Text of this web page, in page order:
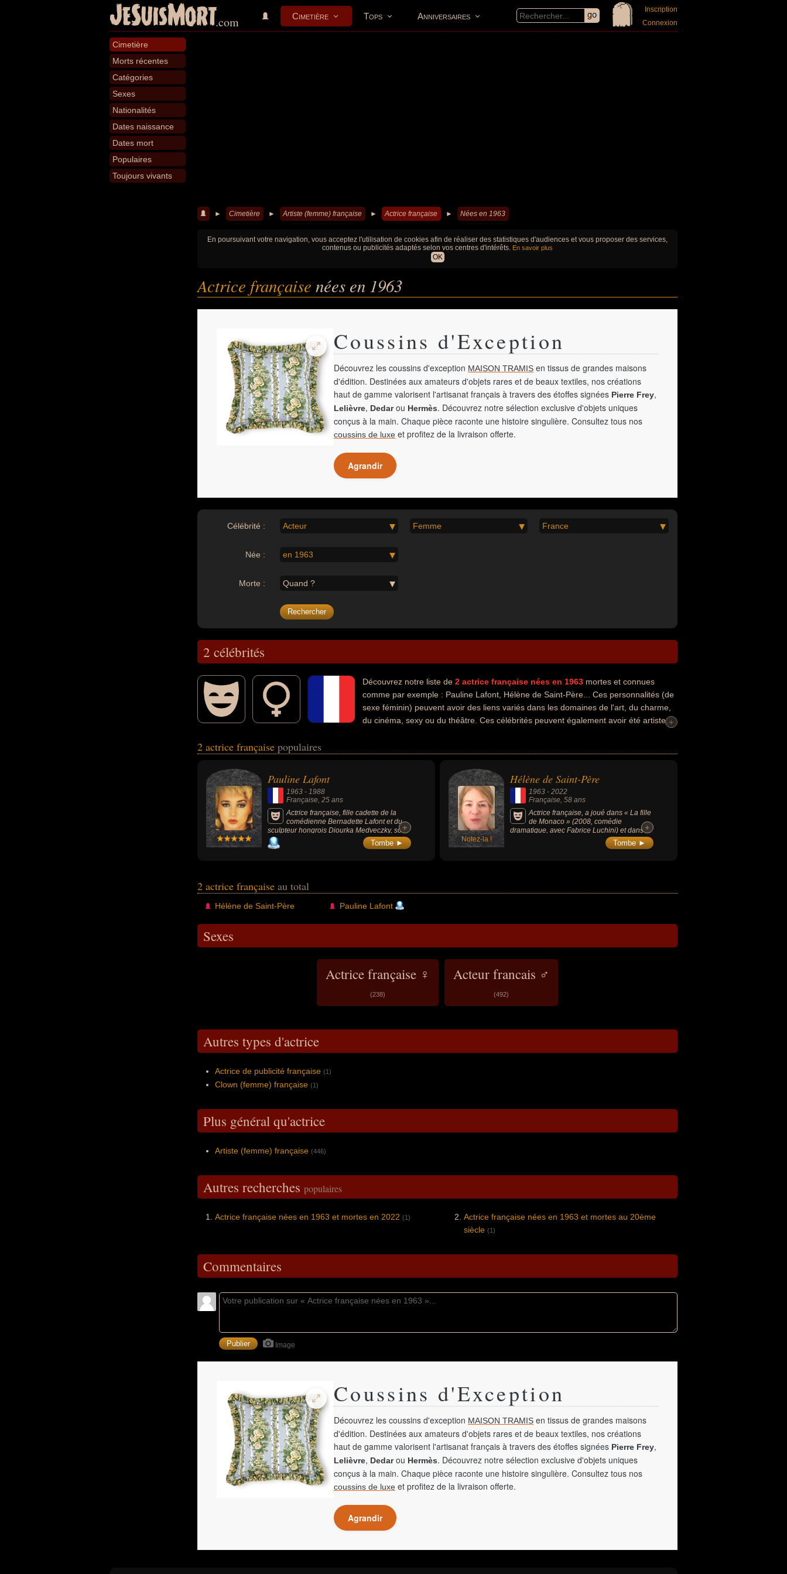
JeSuisMort.com Cimetière Tops Anniversaires
Inscription
Connexion
Cimetière
Morts récentes
Catégories
Sexes
Nationalités
Dates naissance
Dates mort
Populaires
Toujours vivants
► Cimetière ► Artiste (femme) française ► Actrice française ► Nées en 1963
En poursuivant votre navigation, vous acceptez l'utilisation de cookies afin de réaliser des statistiques d'audiences et vous proposer des services,
contenus ou publicités adaptés selon vos centres d'intérêts. En savoir plus
OK
Actrice française nées en 1963
Coussins d'Exception
Découvrez les coussins d'exception MAISON TRAMIS en tissus de grandes maisons
d'édition. Destinées aux amateurs d'objets rares et de beaux textiles, nos créations
haut de gamme valorisent l'artisanat français à travers des étoffes signées Pierre Frey,
Lelièvre, Dedarou Hermès. Découvrez notre sélection exclusive d'objets uniques
conçus à la main. Chaque pièce raconte une histoire singulière. Consultez tous nos
coussins de luxe et profitez de la livraison offerte.
Agrandir
Célébrité : Acteur Femme France
Née : en 1963
Morte : Quand ?
2 célébrités
Découvrez notre liste de 2 actrice française nées en 1963 mortes et connues
comme par exemple : Pauline Lafont, Hélène de Saint-Père... Ces personnalités (de
sexe féminin) peuvent avoir des liens variés dans les domaines de l'art, du charme,
du cinéma, sexy ou du théâtre. Ces célébrités peuvent également avoir été artiste,+
2 actrice française populaires
Pauline Lafont
1963 - 1988
Française, 25 ans
Actrice française, fille cadette de la
comédienne Bernadette Lafont et du
sculpteur hongrois Diourka Medveczky, son
rôle majeur a été celui de Lilas dans le film «
L'Été en pente douce » (1987, comédie /
+
+
Tombe ► Notez-la !
Hélène de Saint-Père
1963 -2022
Française, 58 ans
Actrice française, a joué dans « La fille
de Monaco » (2008, comédie
dramatique, avec Fabrice Luchini) et dans la
série policière « Profilage » (2009-2020).
+
+
Tombe ►
2 actrice française au total
Hélène de Saint-Père Pauline Lafont
Sexes
Actrice française ♀
(238)
Acteur francais ♂
(492)
Autres types d'actrice
Actrice de publicité française (1)
Clown (femme) française (1)
Plus général qu'actrice
Artiste (femme) française (446)
Autres recherches populaires
Actrice française nées en 1963 et mortes en 2022 (1)
Actrice française nées en 1963 et mortes au 20ème
siècle (1)
Commentaires
Image
Coussins d'Exception
Découvrez les coussins d'exception MAISON TRAMIS en tissus de grandes maisons
d'édition. Destinées aux amateurs d'objets rares et de beaux textiles, nos créations
haut de gamme valorisent l'artisanat français à travers des étoffes signées Pierre Frey,
Lelièvre, Dedarou Hermès. Découvrez notre sélection exclusive d'objets uniques
conçus à la main. Chaque pièce raconte une histoire singulière. Consultez tous nos
coussins de luxe et profitez de la livraison offerte.
Agrandir